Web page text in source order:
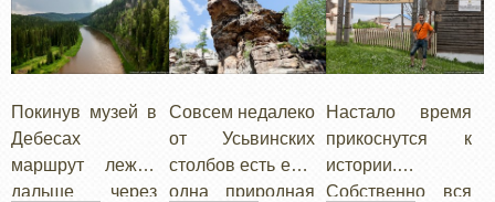
самого начала не
заладился и
закончился
глухой части
Омской области,
по…
восток по
северному
широтному
Покинув музей в
Дебесах
маршрут лежал
дальше через
Совсем недалеко
от Усьвинских
столбов есть еще
одна природная
Настало время
прикоснутся к
истории.
Собственно вся